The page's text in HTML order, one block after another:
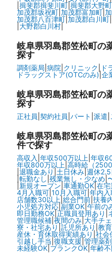
揖斐郡揖斐川町| 揖斐郡大野町|
加茂郡坂祝町| 加茂郡富加町|
加茂郡八百津町| 加茂郡白川町|
大野郡白川村|
岐阜県羽島郡笠松町の
探す
調剤薬局 病院 クリニック ド
ドラッグストア(OTCのみ)| 企
岐阜県羽島郡笠松町の
探す
正社員 契約社員 パート 派遣
岐阜県羽島郡笠松町の
件で探す
高収入 年収500万以上 年収
年収800万以上 高時給（
退職金あり 土日休み| 週休2.5
|転勤なし 残業無し・少なめ
|新規オープン 車通勤OK|在宅
4月入職可| 10月入職可| 年内入
店舗数30以上 総合門前| 扶養
小児処方対応| 副業OK| 午前の
即日勤務OK| 正職員登用あり
管理職候補| 夜間のみ| 大手チ
寮・社宅あり 託児所あり 教
産休・育休取得実績あり 社会
引越し手当 復職支援 |管理薬
未経験OK| ブランクOK| 年齢不